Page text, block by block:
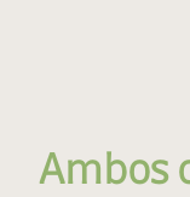
Ambos